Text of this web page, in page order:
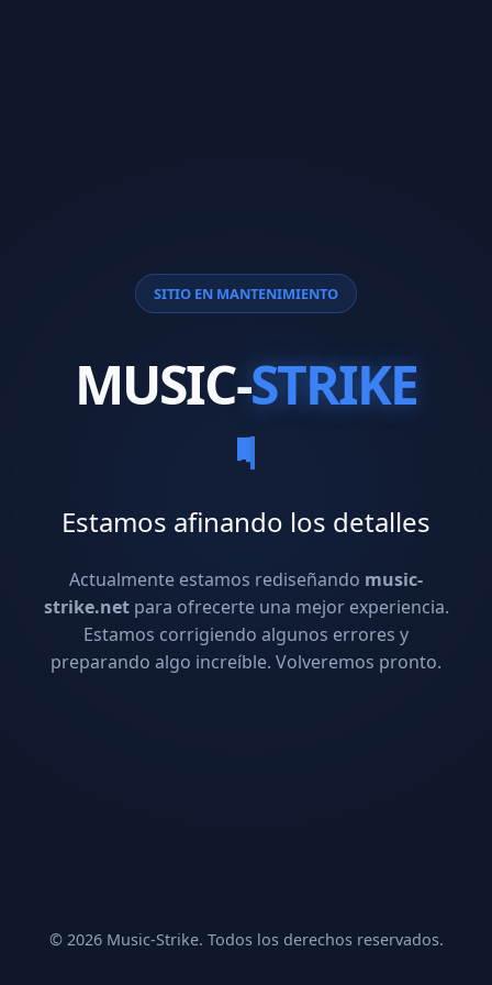
SITIO EN MANTENIMIENTO
MUSIC-STRIKE
Estamos afinando los detalles
Actualmente estamos rediseñando music-
strike.netpara ofrecerte una mejor experiencia.
Estamos corrigiendo algunos errores y
preparando algo increíble. Volveremos pronto.
© 2026 Music-Strike. Todos los derechos reservados.